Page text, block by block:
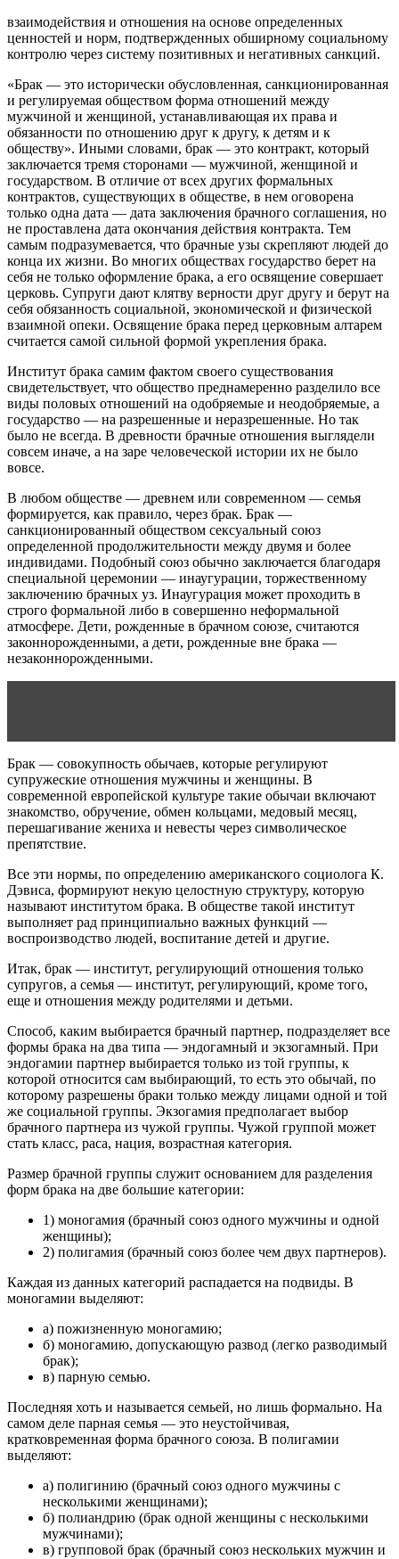
взаимодействия и отношения на основе определенных
ценностей и норм, подтвержденных обширному социальному
контролю через систему позитивных и негативных санкций.
«Брак — это исторически обусловленная, санкционированная
и регулируемая обществом форма отношений между
мужчиной и женщиной, устанавливающая их права и
обязанности по отношению друг к другу, к детям и к
обществу». Иными словами, брак — это контракт, который
заключается тремя сторонами — мужчиной, женщиной и
государством. В отличие от всех других формальных
контрактов, существующих в обществе, в нем оговорена
только одна дата — дата заключения брачного соглашения, но
не проставлена дата окончания действия контракта. Тем
самым подразумевается, что брачные узы скрепляют людей до
конца их жизни. Во многих обществах государство берет на
себя не только оформление брака, а его освящение совершает
церковь. Супруги дают клятву верности друг другу и берут на
себя обязанность социальной, экономической и физической
взаимной опеки. Освящение брака перед церковным алтарем
считается самой сильной формой укрепления брака.
Институт брака самим фактом своего существования
свидетельствует, что общество преднамеренно разделило все
виды половых отношений на одобряемые и неодобряемые, а
государство — на разрешенные и неразрешенные. Но так
было не всегда. В древности брачные отношения выглядели
совсем иначе, а на заре человеческой истории их не было
вовсе.
В любом обществе — древнем или современном — семья
формируется, как правило, через брак. Брак —
санкционированный обществом сексуальный союз
определенной продолжительности между двумя и более
индивидами. Подобный союз обычно заключается благодаря
специальной церемонии — инаугурации, торжественному
заключению брачных уз. Инаугурация может проходить в
строго формальной либо в совершенно неформальной
атмосфере. Дети, рожденные в брачном союзе, считаются
законнорожденными, а дети, рожденные вне брака —
незаконнорожденными.
Брак — совокупность обычаев, которые регулируют
супружеские отношения мужчины и женщины. В
современной европейской культуре такие обычаи включают
знакомство, обручение, обмен кольцами, медовый месяц,
перешагивание жениха и невесты через символическое
препятствие.
Все эти нормы, по определению американского социолога К.
Дэвиса, формируют некую целостную структуру, которую
называют институтом брака. В обществе такой институт
выполняет рад принципиально важных функций —
воспроизводство людей, воспитание детей и другие.
Итак, брак — институт, регулирующий отношения только
супругов, а семья — институт, регулирующий, кроме того,
еще и отношения между родителями и детьми.
Способ, каким выбирается брачный партнер, подразделяет все
формы брака на два типа — эндогамный и экзогамный. При
эндогамии партнер выбирается только из той группы, к
которой относится сам выбирающий, то есть это обычай, по
которому разрешены браки только между лицами одной и той
же социальной группы. Экзогамия предполагает выбор
брачного партнера из чужой группы. Чужой группой может
стать класс, раса, нация, возрастная категория.
Размер брачной группы служит основанием для разделения
форм брака на две большие категории:
1) моногамия (брачный союз одного мужчины и одной
женщины);
2) полигамия (брачный союз более чем двух партнеров).
Каждая из данных категорий распадается на подвиды. В
моногамии выделяют:
а) пожизненную моногамию;
б) моногамию, допускающую развод (легко разводимый
брак);
в) парную семью.
Последняя хоть и называется семьей, но лишь формально. На
самом деле парная семья — это неустойчивая,
кратковременная форма брачного союза. В полигамии
выделяют:
а) полигинию (брачный союз одного мужчины с
несколькими женщинами);
б) полиандрию (брак одной женщины с несколькими
мужчинами);
в) групповой брак (брачный союз нескольких мужчин и